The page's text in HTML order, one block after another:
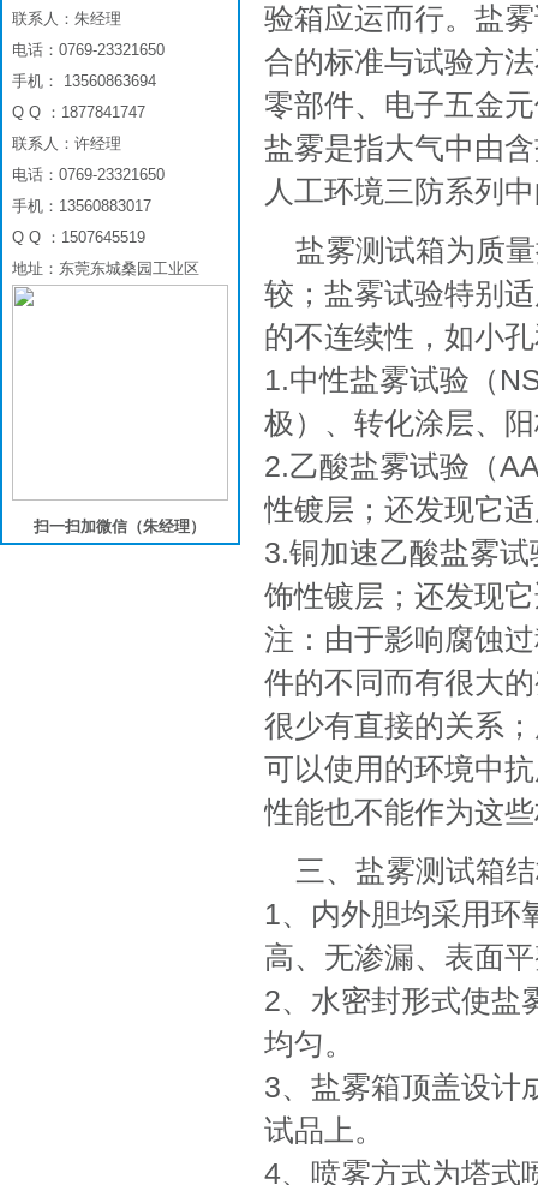
验箱应运而行。盐
合的标准与试验方
零部件、电子五金
盐雾是指大气中由
人工环境三防系列
盐雾测试箱为质
较；盐雾试验特别
的不连续性，如小
1.中性盐雾试验（
极）、转化涂层、
2.乙酸盐雾试验（
性镀层；还发现它
3.铜加速乙酸盐雾
饰性镀层；还发现
注：由于影响腐蚀
件的不同而有很大
很少有直接的关系
可以使用的环境中
性能也不能作为这
三、盐雾测试箱
1、内外胆均采用环
高、无渗漏、表面
2、水密封形式使盐
均匀。
3、盐雾箱顶盖设计
试品上。
4、喷雾方式为塔式
联系人：朱经理
电话：0769-23321650
手机： 13560863694
Q Q ：1877841747
联系人：许经理
电话：0769-23321650
手机：13560883017
Q Q ：1507645519
地址：东莞东城桑园工业区
扫一扫加微信（朱经理）